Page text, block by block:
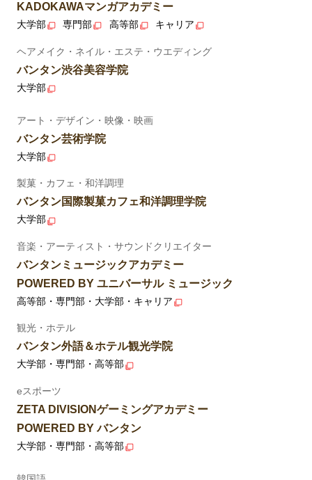
KADOKAWAマンガアカデミー
大学部 専門部 高等部 キャリア
ヘアメイク・ネイル・エステ・ウエディング
バンタン渋谷美容学院
大学部
アート・デザイン・映像・映画
バンタン芸術学院
大学部
製菓・カフェ・和洋調理
バンタン国際製菓カフェ和洋調理学院
大学部
音楽・アーティスト・サウンドクリエイター
バンタンミュージックアカデミー
POWERED BY ユニバーサル ミュージック
高等部・専門部・大学部・キャリア
観光・ホテル
バンタン外語＆ホテル観光学院
大学部・専門部・高等部
eスポーツ
ZETA DIVISIONゲーミングアカデミー
POWERED BY バンタン
大学部・専門部・高等部